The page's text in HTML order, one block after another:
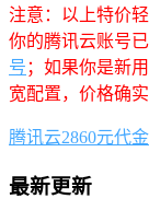
注意：以上特价
你的腾讯云账号
号 ；如果你是新
宽配置，价格确
腾讯云2860元代
最新更新